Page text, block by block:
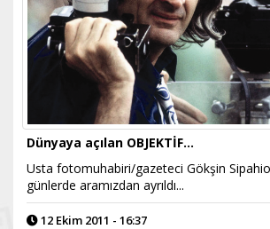
Dünyaya açılan OBJEKTİF...
Usta fotomuhabiri/gazeteci Gökşin
günlerde aramızdan ayrıldı...
12 Ekim 2011 - 16:37